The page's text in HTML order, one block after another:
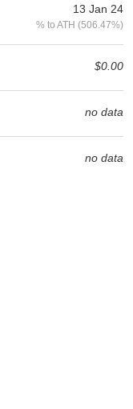
13 Jan 24
% to ATH (506.47%)
$0.00
no data
no data